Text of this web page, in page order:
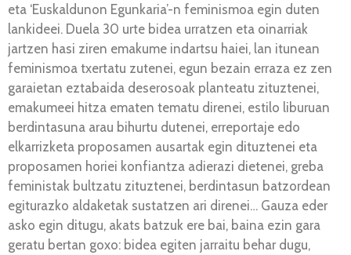
eta ‘Euskaldunon Egunkaria’-n feminismoa egin duten
lankideei. Duela 30 urte bidea urratzen eta oinarriak
jartzen hasi ziren emakume indartsu haiei, lan itunean
feminismoa txertatu zutenei, egun bezain erraza ez zen
garaietan eztabaida deserosoak planteatu zituztenei,
emakumeei hitza ematen tematu direnei, estilo liburuan
berdintasuna arau bihurtu dutenei, erreportaje edo
elkarrizketa proposamen ausartak egin dituztenei eta
proposamen horiei konfiantza adierazi dietenei, greba
feministak bultzatu zituztenei, berdintasun batzordean
egiturazko aldaketak sustatzen ari direnei… Gauza eder
asko egin ditugu, akats batzuk ere bai, baina ezin gara
geratu bertan goxo: bidea egiten jarraitu behar dugu,